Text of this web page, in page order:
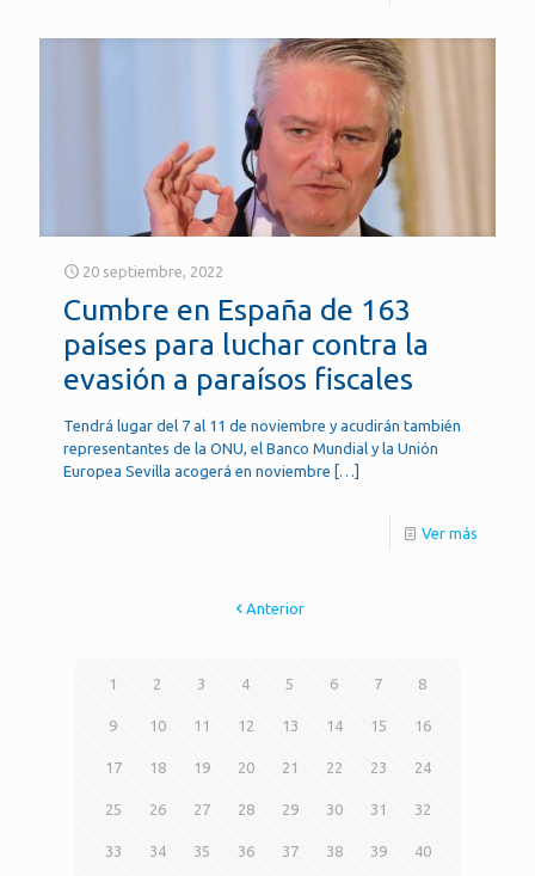
20 septiembre, 2022
Cumbre en España de 163
países para luchar contra la
evasión a paraísos fiscales
Tendrá lugar del 7 al 11 de noviembre y acudirán también
representantes de la ONU, el Banco Mundial y la Unión
Europea Sevilla acogerá en noviembre […]
Ver más
Anterior
1 2 3 4 5 6 7 8
9 10 11 12 13 14 15 16
17 18 19 20 21 22 23 24
25 26 27 28 29 30 31 32
33 34 35 36 37 38 39 40